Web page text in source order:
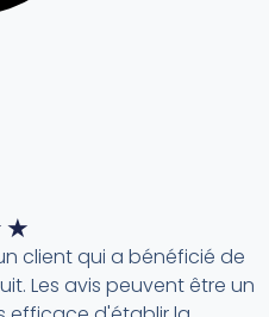
★
client qui a bénéficié de
Les avis peuvent être un